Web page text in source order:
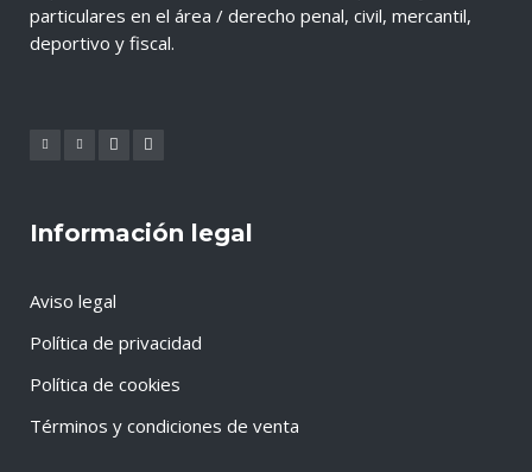
particulares en el área / derecho penal, civil, mercantil,
deportivo y fiscal.
Información legal
Aviso legal
Política de privacidad
Política de cookies
Términos y condiciones de venta